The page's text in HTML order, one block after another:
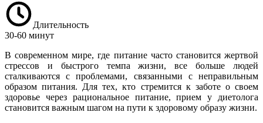
Длительность
30-60 минут
В современном мире, где питание часто становится жертвой
стрессов и быстрого темпа жизни, все больше людей
сталкиваются с проблемами, связанными с неправильным
образом питания. Для тех, кто стремится к заботе о своем
здоровье через рациональное питание, прием у диетолога
становится важным шагом на пути к здоровому образу жизни.